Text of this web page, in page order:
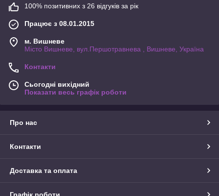
100% позитивних з 26 відгуків за рік
Працює з 08.01.2015
м. Вишневе
Місто Вишневе, вул.Першотравнева , Вишневе, Україна
Контакти
Сьогодні вихідний
Показати весь графік роботи
Про нас
Контакти
Доставка та оплата